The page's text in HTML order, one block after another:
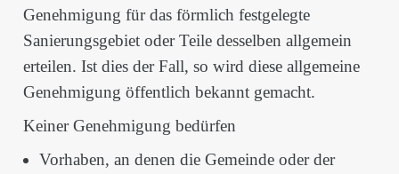
Genehmigung für das förmlich festgelegte
Sanierungsgebiet oder Teile desselben allgemein
erteilen. Ist dies der Fall, so wird diese allgemeine
Genehmigung öffentlich bekannt gemacht.
Keiner Genehmigung bedürfen
Vorhaben, an denen die Gemeinde oder der